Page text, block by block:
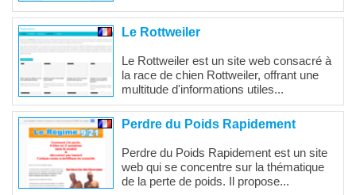
Le Rottweiler
Le Rottweiler est un site web consacré à
la race de chien Rottweiler, offrant une
multitude d'informations utiles...
Perdre du Poids Rapidement
Perdre du Poids Rapidement est un site
web qui se concentre sur la thématique
de la perte de poids. Il propose...